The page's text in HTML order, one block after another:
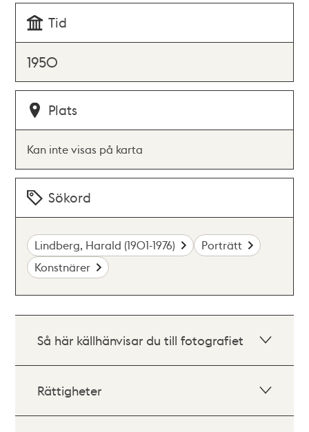
Tid
1950
Plats
Kan inte visas på karta
Sökord
Lindberg, Harald (1901-1976)
Porträtt
Konstnärer
Så här källhänvisar du till fotografiet
Rättigheter